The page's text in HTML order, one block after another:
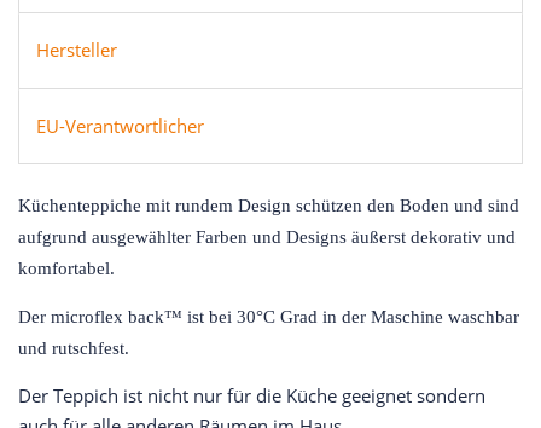
Hersteller
EU-Verantwortlicher
Küchenteppiche mit rundem Design schützen den Boden und sind
aufgrund ausgewählter Farben und Designs äußerst dekorativ und
komfortabel.
Der microflex back™ ist bei 30°C Grad in der Maschine waschbar
und rutschfest.
Der Teppich ist nicht nur für die Küche geeignet sondern